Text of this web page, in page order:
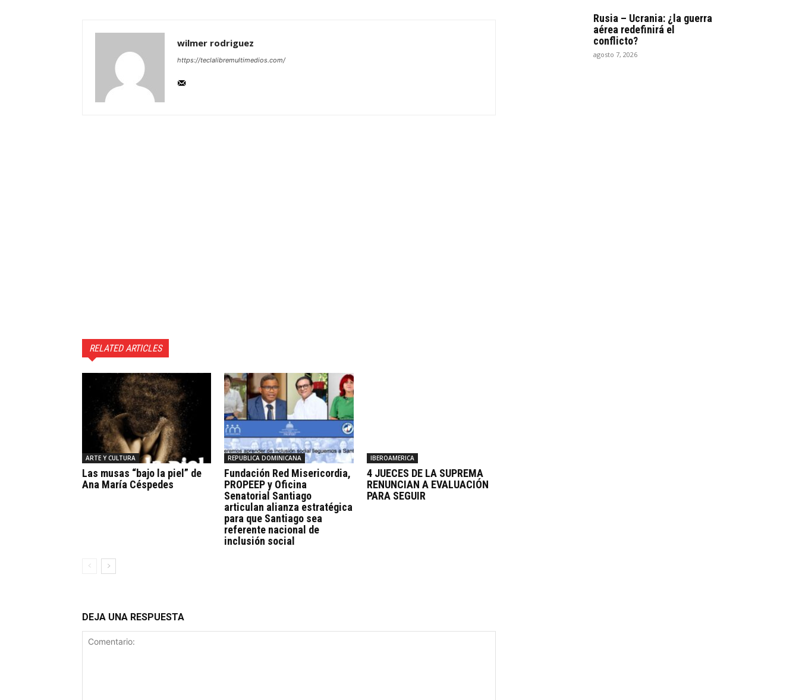
wilmer rodriguez
https://teclalibremultimedios.com/
RELATED ARTICLES
ARTE Y CULTURA
Las musas “bajo la piel” de
Ana María Céspedes
REPUBLICA DOMINICANA
Fundación Red Misericordia,
PROPEEP y Oficina
Senatorial Santiago
articulan alianza estratégica
para que Santiago sea
referente nacional de
inclusión social
IBEROAMERICA
4 JUECES DE LA SUPREMA
RENUNCIAN A EVALUACIÓN
PARA SEGUIR
DEJA UNA RESPUESTA
Rusia – Ucrania: ¿la guerra
aérea redefinirá el
conflicto?
agosto 7, 2026